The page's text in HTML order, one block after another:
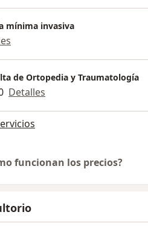
mínima invasiva
de Ortopedia y Traumatología
Detalles
funcionan los precios?